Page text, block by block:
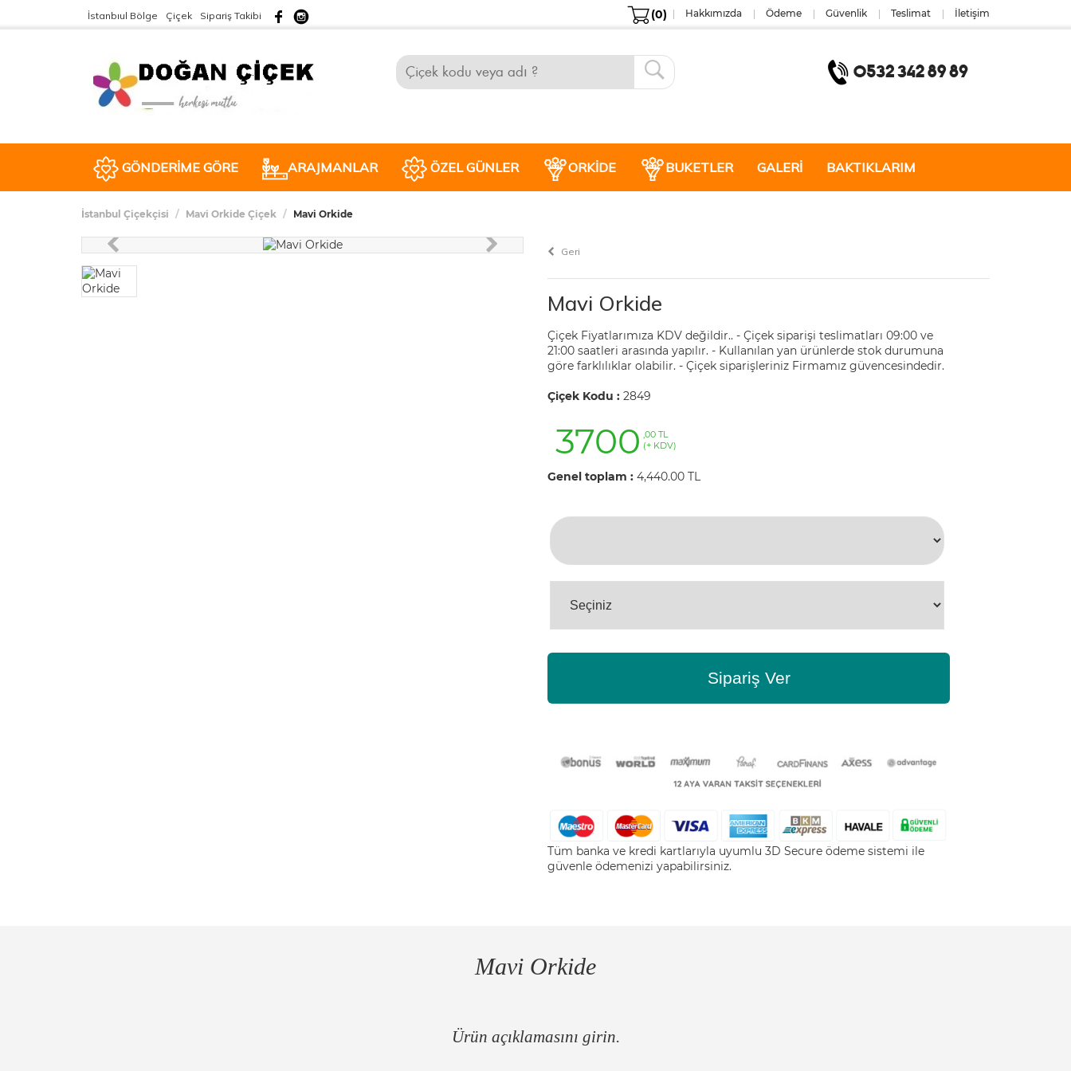
İstanbıul Bölge Çiçek Sipariş Takibi (0) Hakkımızda Ödeme Güvenlik Teslimat İletişim
GÖNDERİME GÖRE ARAJMANLAR ÖZEL GÜNLER ORKIDE BUKETLER GALERİ BAKTIKLARIM
İstanbul Çiçekçisi Mavi Orkide Çiçek Mavi Orkide
Geri
Mavi Orkide
Çiçek Fiyatlarımıza KDV değildir.. - Çiçek siparişi teslimatları 09:00 ve
21:00 saatleri arasında yapılır. - Kullanılan yan ürünlerde stok durumuna
göre farklılıklar olabilir. - Çiçek siparişleriniz Firmamız güvencesindedir.
Çiçek Kodu : 2849
3700 ,00 TL
(+ KDV)
Genel toplam : 4,440.00 TL
Sipariş Ver
Tüm banka ve kredi kartlarıyla uyumlu 3D Secure ödeme sistemi ile
güvenle ödemenizi yapabilirsiniz.
Mavi Orkide
Ürün açıklamasını girin.